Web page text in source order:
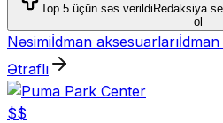
Top 5 üçün səs verildi Redaksiya
ol
Nəsimiİdman aksesuarlarıİdman
Ətraflı
$$